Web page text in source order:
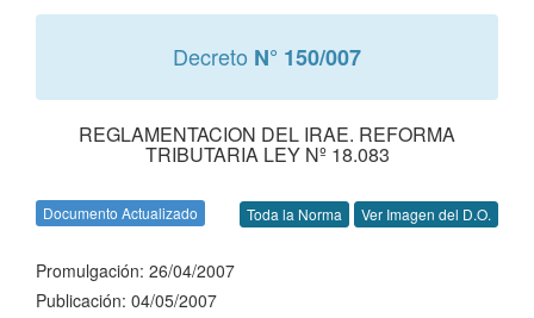
Decreto N° 150/007
REGLAMENTACION DEL IRAE. REFORMA
TRIBUTARIA LEY Nº 18.083
Documento Actualizado Toda la Norma Ver Imagen del D.O.
Promulgación: 26/04/2007
Publicación: 04/05/2007